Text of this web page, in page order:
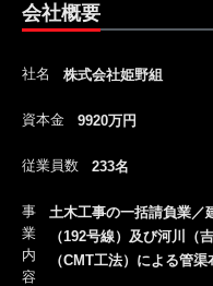
会社概要
社名 株式会社姫野組
資本金 9920万円
従業員数 233名
事
業
内
容
土木工事の一括請負業／
（192号線）及び河川（
（CMT工法）による管